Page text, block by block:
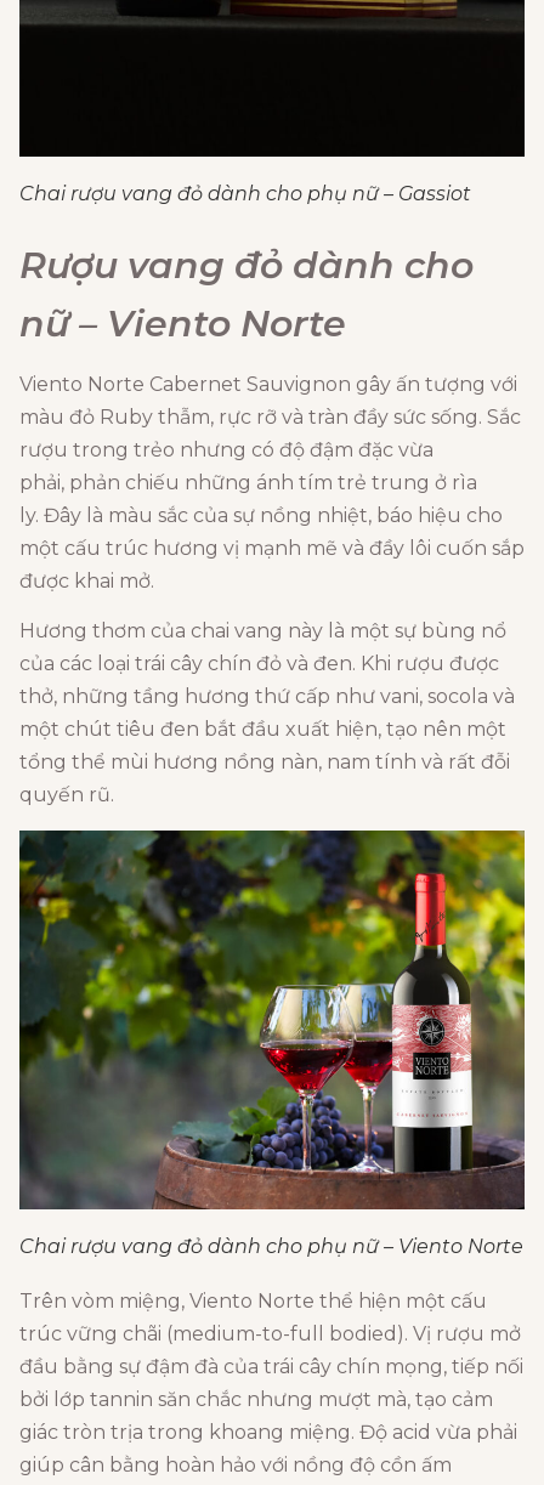
Chai rượu vang đỏ dành cho phụ nữ – Gassiot
Rượu vang đỏ dành cho
nữ – Viento Norte
Viento Norte Cabernet Sauvignon gây ấn tượng với
màu đỏ Ruby thẫm, rực rỡ và tràn đầy sức sống. Sắc
rượu trong trẻo nhưng có độ đậm đặc vừa
phải, phản chiếu những ánh tím trẻ trung ở rìa
ly. Đây là màu sắc của sự nồng nhiệt, báo hiệu cho
một cấu trúc hương vị mạnh mẽ và đầy lôi cuốn sắp
được khai mở.
Hương thơm của chai vang này là một sự bùng nổ
của các loại trái cây chín đỏ và đen. Khi rượu được
thở, những tầng hương thứ cấp như vani, socola và
một chút tiêu đen bắt đầu xuất hiện, tạo nên một
tổng thể mùi hương nồng nàn, nam tính và rất đỗi
quyến rũ.
Chai rượu vang đỏ dành cho phụ nữ – Viento Norte
Trên vòm miệng, Viento Norte thể hiện một cấu
trúc vững chãi (medium-to-full bodied). Vị rượu mở
đầu bằng sự đậm đà của trái cây chín mọng, tiếp nối
bởi lớp tannin săn chắc nhưng mượt mà, tạo cảm
giác tròn trịa trong khoang miệng. Độ acid vừa phải
giúp cân bằng hoàn hảo với nồng độ cồn ấm